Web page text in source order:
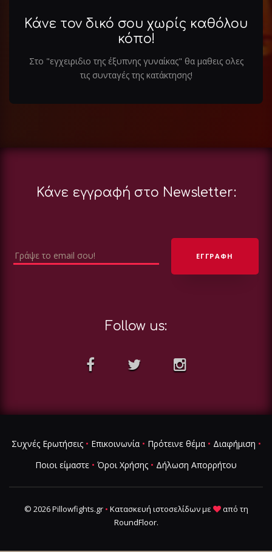
Κάνε τον δικό σου χωρίς καθόλου
κόπο!
Στο "εγχειριδιο της έξυπνης γυναίκας" θα μαθεις ολες
τις συνταγές της κατάκτησης!
Κάνε εγγραφή στο Newsletter:
Follow us:
Συχνές Ερωτήσεις• Επικοινωνία• Πρότεινε θέμα• Διαφήμιση •
Ποιοι είμαστε • Όροι Χρήσης • Δήλωση Απορρήτου
© 2026 Pillowfights.gr • Κατασκευή ιστοσελίδωνμε
από τη
RoundFloor.